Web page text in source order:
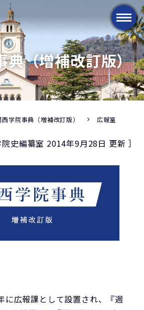
メニュー
典（増補改訂版）
西学院事典（増補改訂版） 広報室
院史編纂室 2014年9月28日 更新 ］
広報課として設置され、『週